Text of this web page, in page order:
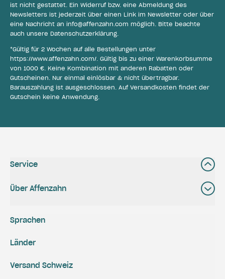
ist nicht gestattet. Ein Widerruf bzw. eine Abmeldung des
Newsletters ist jederzeit über einen Link im Newsletter oder über
eine Nachricht an info@affenzahn.com möglich. Bitte beachte
auch unsere Datenschutzerklärung.
*Gültig für 2 Wochen auf alle Bestellungen unter
https://www.affenzahn.com/. Gültig bis zu einer Warenkorbsumme
von 1000 €. Keine Kombination mit anderen Rabatten oder
Gutscheinen. Nur einmal einlösbar & nicht übertragbar.
Barauszahlung ist ausgeschlossen. Auf Versandkosten findet der
Gutschein keine Anwendung.
Service
Über Affenzahn
Versand Schweiz
Sprachen
Länder